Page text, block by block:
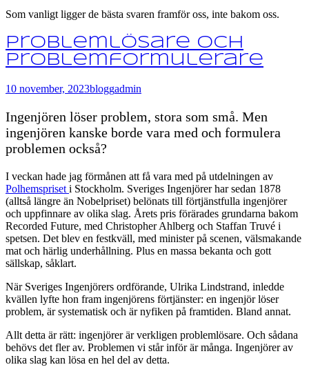
Som vanligt ligger de bästa svaren framför oss, inte bakom oss.
Problemlösare och
problemformulerare
10 november, 2023bloggadmin
Ingenjören löser problem, stora som små. Men
ingenjören kanske borde vara med och formulera
problemen också?
I veckan hade jag förmånen att få vara med på utdelningen av
Polhemspriset i Stockholm. Sveriges Ingenjörer har sedan 1878
(alltså längre än Nobelpriset) belönats till förtjänstfulla ingenjörer
och uppfinnare av olika slag. Årets pris förärades grundarna bakom
Recorded Future, med Christopher Ahlberg och Staffan Truvé i
spetsen. Det blev en festkväll, med minister på scenen, välsmakande
mat och härlig underhållning. Plus en massa bekanta och gott
sällskap, såklart.
När Sveriges Ingenjörers ordförande, Ulrika Lindstrand, inledde
kvällen lyfte hon fram ingenjörens förtjänster: en ingenjör löser
problem, är systematisk och är nyfiken på framtiden. Bland annat.
Allt detta är rätt: ingenjörer är verkligen problemlösare. Och sådana
behövs det fler av. Problemen vi står inför är många. Ingenjörer av
olika slag kan lösa en hel del av detta.